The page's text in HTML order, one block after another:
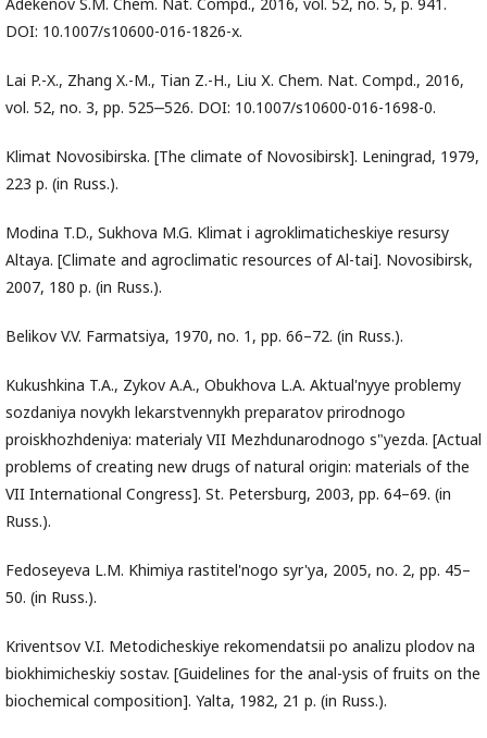
Adekenov S.M. Chem. Nat. Compd., 2016, vol. 52, no. 5, p. 941.
DOI: 10.1007/s10600-016-1826-x.
Lai P.-X., Zhang X.-M., Tian Z.-H., Liu Х. Chem. Nat. Compd., 2016,
vol. 52, no. 3, pр. 525‒526. DOI: 10.1007/s10600-016-1698-0.
Klimat Novosibirska. [The climate of Novosibirsk]. Leningrad, 1979,
223 p. (in Russ.).
Modina T.D., Sukhova M.G. Klimat i agroklimaticheskiye resursy
Altaya. [Climate and agroclimatic resources of Al-tai]. Novosibirsk,
2007, 180 p. (in Russ.).
Belikov V.V. Farmatsiya, 1970, no. 1, pp. 66–72. (in Russ.).
Kukushkina T.A., Zykov A.A., Obukhova L.A. Aktual'nyye problemy
sozdaniya novykh lekarstvennykh preparatov prirodnogo
proiskhozhdeniya: materialy VII Mezhdunarodnogo s"yezda. [Actual
problems of creating new drugs of natural origin: materials of the
VII International Congress]. St. Petersburg, 2003, pp. 64–69. (in
Russ.).
Fedoseyeva L.M. Khimiya rastitel'nogo syr'ya, 2005, no. 2, pp. 45–
50. (in Russ.).
Kriventsov V.I. Metodicheskiye rekomendatsii po analizu plodov na
biokhimicheskiy sostav. [Guidelines for the anal-ysis of fruits on the
biochemical composition]. Yalta, 1982, 21 p. (in Russ.).